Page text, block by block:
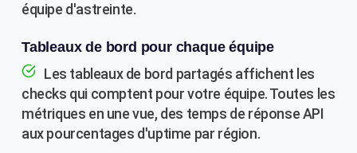
équipe d'astreinte.
Tableaux de bord pour chaque équipe
Les tableaux de bord partagés affichent les
checks qui comptent pour votre équipe. Toutes les
métriques en une vue, des temps de réponse API
aux pourcentages d'uptime par région.